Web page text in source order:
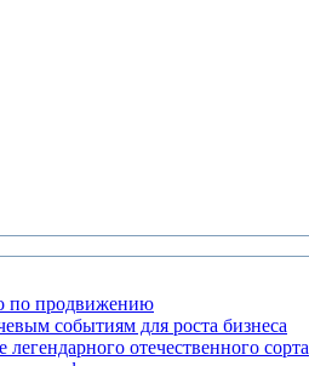
по продвижению
событиям для роста бизнеса
отечественного сорта